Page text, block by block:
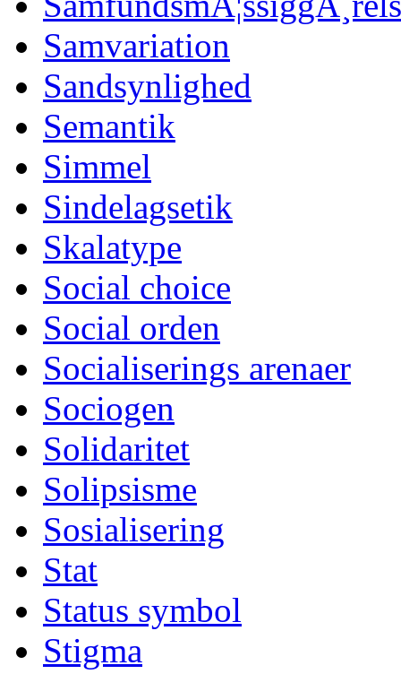
Samvariation
Sandsynlighed
Semantik
Simmel
Sindelagsetik
Skalatype
Social choice
Social orden
Socialiserings arenaer
Sociogen
Solidaritet
Solipsisme
Sosialisering
Stat
Status symbol
Stigma